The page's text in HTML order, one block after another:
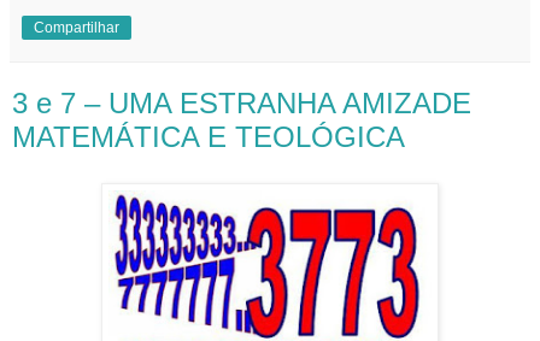
Compartilhar
3 e 7 – UMA ESTRANHA AMIZADE
MATEMÁTICA E TEOLÓGICA